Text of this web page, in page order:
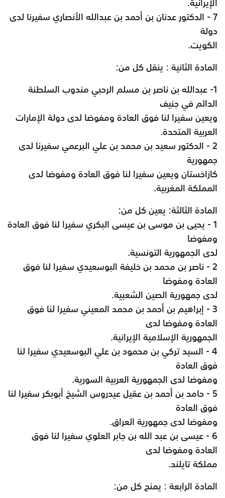
7 - الدكتور عدنان بن أحمد بن عبدالله الأنصاري سفيرنا لدى
دولة
الكويت.
المادة الثانية : ينقل كل من:
1- عبدالله بن ناصر بن مسلم الرحبي مندوب السلطنة
الدائم في جنيف
ويعين سفيرا لنا فوق العادة ومفوضا لدى دولة الإمارات
العربية المتحدة.
2 - الدكتور سعيد بن محمد بن علي البرعمي سفيرنا لدى
جمهورية
كازاخستان ويعين سفيرا لنا فوق العادة ومفوضا لدى
المملكة المغربية.
المادة الثالثة: يعين كل من:
1 - يحيى بن موسى بن عيسى البكري سفيرا لنا فوق العادة
ومفوضا
لدى الجمهورية التونسية.
2 - ناصر بن محمد بن خليفة البوسعيدي سفيرا لنا فوق
العادة ومفوضا
لدى جمهورية الصين الشعبية.
3 - إبراهيم بن أحمد بن محمد المعيني سفيرا لنا فوق
العادة ومفوضا لدى
الجمهورية الإسلامية الإيرانية.
4 - السيد تركي بن محمود بن علي البوسعيدي سفيرا لنا
فوق العادة
ومفوضا لدى الجمهورية العربية السورية.
5 - حامد بن أحمد بن عقيل عيدروس الشيخ أبوبكر سفيرا لنا
فوق العادة
ومفوضا لدى جمهورية العراق.
6 - عيسى بن عبد الله بن جابر العلوي سفيرا لنا فوق
العادة ومفوضا لدى
مملكة تايلند.
المادة الرابعة : يمنح كل من: